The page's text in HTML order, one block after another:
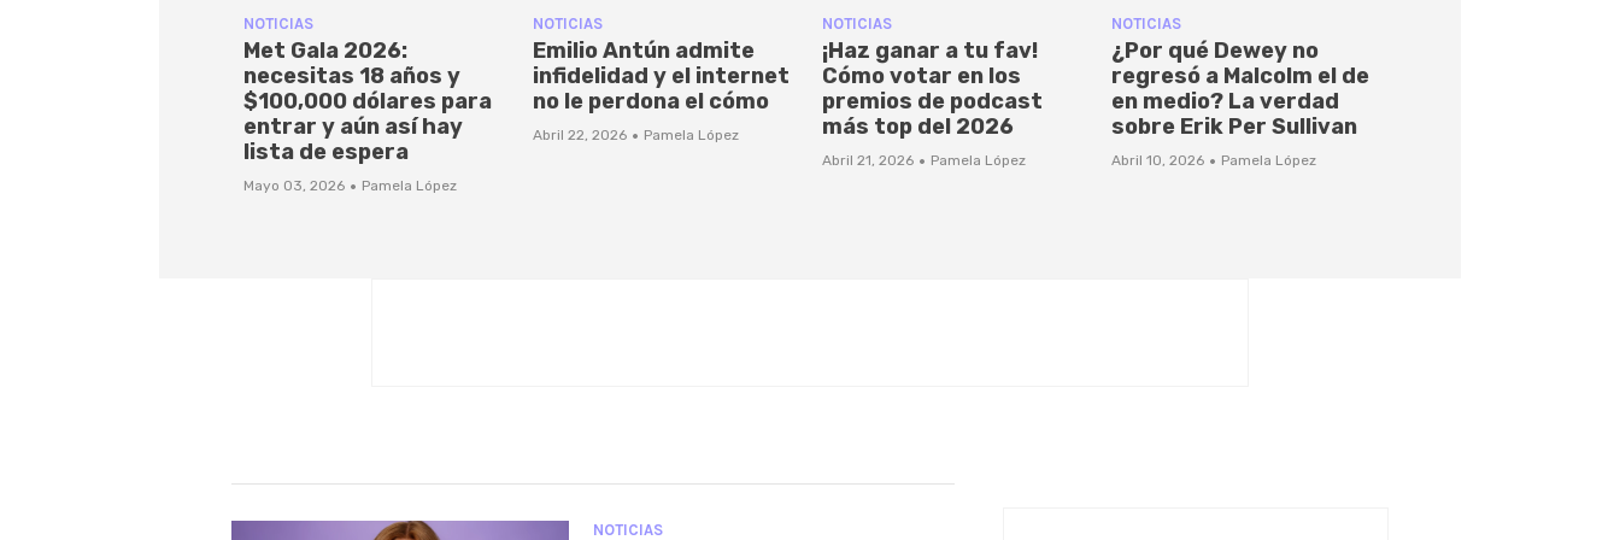
NOTICIAS
Met Gala 2026:
necesitas 18 años y
$100,000 dólares para
entrar y aún así hay
lista de espera
Mayo 03, 2026 · Pamela López
NOTICIAS
Emilio Antún admite
infidelidad y el internet
no le perdona el cómo
Abril 22, 2026 · Pamela López
NOTICIAS
¡Haz ganar a tu fav!
Cómo votar en los
premios de podcast
más top del 2026
Abril 21, 2026 · Pamela López
NOTICIAS
¿Por qué Dewey no
regresó a Malcolm el de
en medio? La verdad
sobre Erik Per Sullivan
Abril 10, 2026 · Pamela López
NOTICIAS